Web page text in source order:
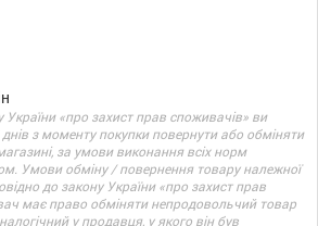
України «про захист прав споживачів» ви
з моменту покупки повернути або обміняти
за умови виконання всіх норм
Умови обміну / повернення товару належної
до закону України «про захист прав
має право обміняти непродовольчий товар
у продавця, у якого він був